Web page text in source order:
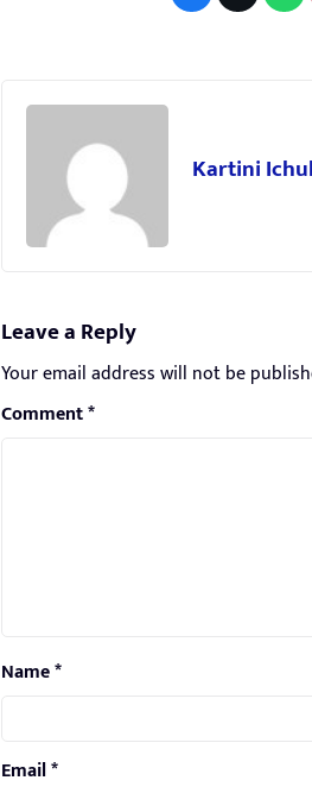
Kartini
Leave a Reply
Your email address will not be
Comment*
Name*
Email*